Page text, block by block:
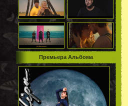
Премьера Альбома